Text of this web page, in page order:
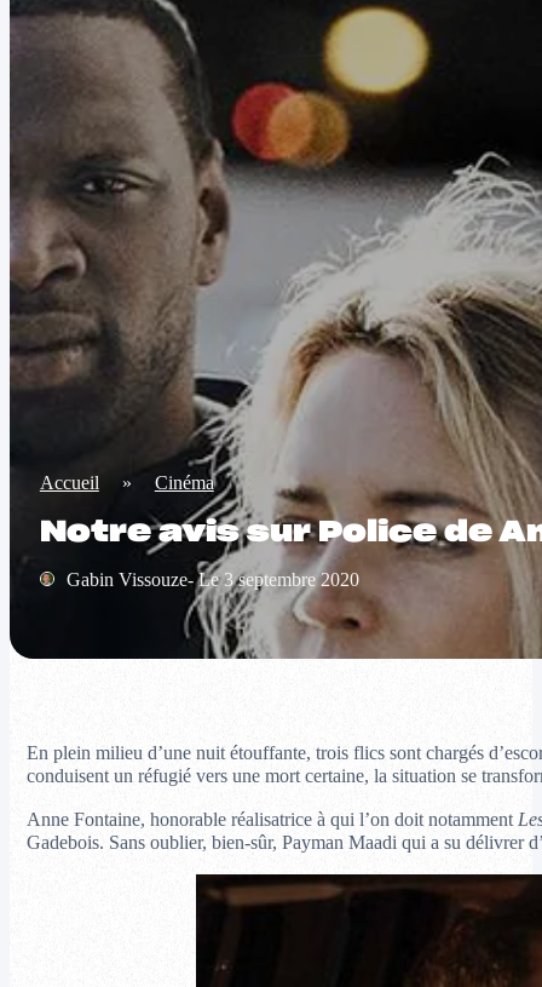
Accueil » Cinéma
Notre avis sur Police de
Gabin Vissouze- Le 3 septembre 2020
En plein milieu d’une nuit étouffante, trois flics sont chargés
conduisent un réfugié vers une mort certaine, la situation se
Anne Fontaine, honorable réalisatrice à qui l’on doit notamment
Gadebois. Sans oublier, bien-sûr, Payman Maadi qui a su délivrer